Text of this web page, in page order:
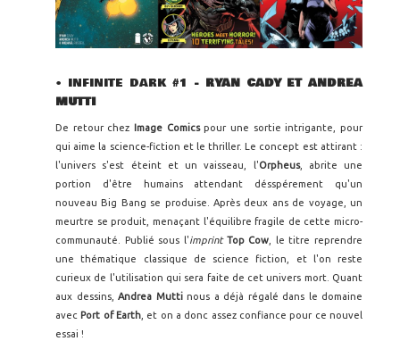
• INFINITE DARK #1 - RYAN CADY ET ANDREA
MUTTI
De retour chez Image Comicspour une sortie intrigante, pour
qui aime la science-fiction et le thriller. Le concept est attirant :
l'univers s'est éteint et un vaisseau, l'Orpheus, abrite une
portion d'être humains attendant désspérement qu'un
nouveau Big Bang se produise. Après deux ans de voyage, un
meurtre se produit, menaçant l'équilibre fragile de cette micro-
communauté. Publié sous l'imprint Top Cow , le titre reprendre
une thématique classique de science fiction, et l'on reste
curieux de l'utilisation qui sera faite de cet univers mort. Quant
aux dessins, Andrea Mutti nous a déjà régalé dans le domaine
avec Port of Earth , et on a donc assez confiance pour ce nouvel
essai !